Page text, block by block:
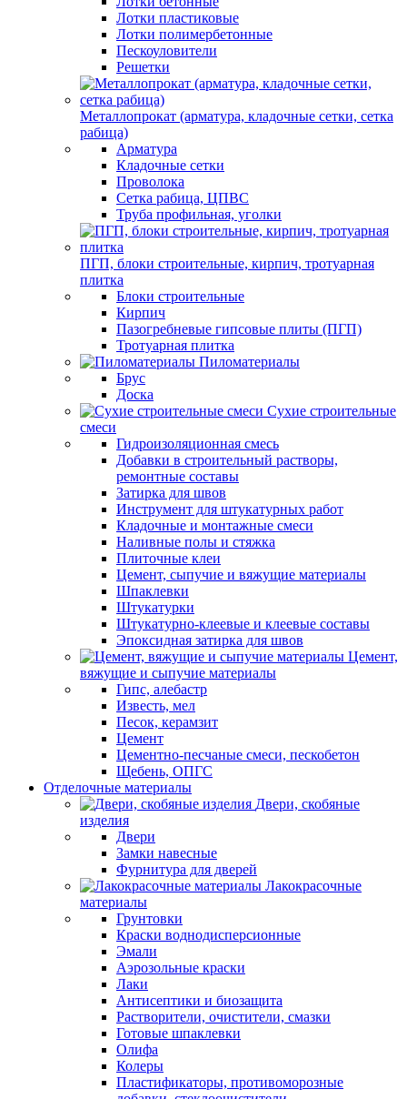
Лотки пластиковые
Лотки полимербетонные
Пескоуловители
Решетки
Металлопрокат (арматура, кладочные сетки, сетка
рабица)
Арматура
Кладочные сетки
Проволока
Сетка рабица, ЦПВС
Труба профильная, уголки
ПГП, блоки строительные, кирпич, тротуарная
плитка
Блоки строительные
Кирпич
Пазогребневые гипсовые плиты (ПГП)
Тротуарная плитка
Пиломатериалы
Брус
Доска
Сухие строительные
смеси
Гидроизоляционная смесь
Добавки в строительный растворы,
ремонтные составы
Затирка для швов
Инструмент для штукатурных работ
Кладочные и монтажные смеси
Наливные полы и стяжка
Плиточные клеи
Цемент, сыпучие и вяжущие материалы
Шпаклевки
Штукатурки
Штукатурно-клеевые и клеевые составы
Эпоксидная затирка для швов
Цемент,
вяжущие и сыпучие материалы
Гипс, алебастр
Известь, мел
Песок, керамзит
Цемент
Цементно-песчаные смеси, пескобетон
Щебень, ОПГС
Отделочные материалы
Двери, скобяные
изделия
Двери
Замки навесные
Фурнитура для дверей
Лакокрасочные
материалы
Грунтовки
Краски воднодисперсионные
Эмали
Аэрозольные краски
Лаки
Антисептики и биозащита
Растворители, очистители, смазки
Готовые шпаклевки
Олифа
Колеры
Пластификаторы, противоморозные